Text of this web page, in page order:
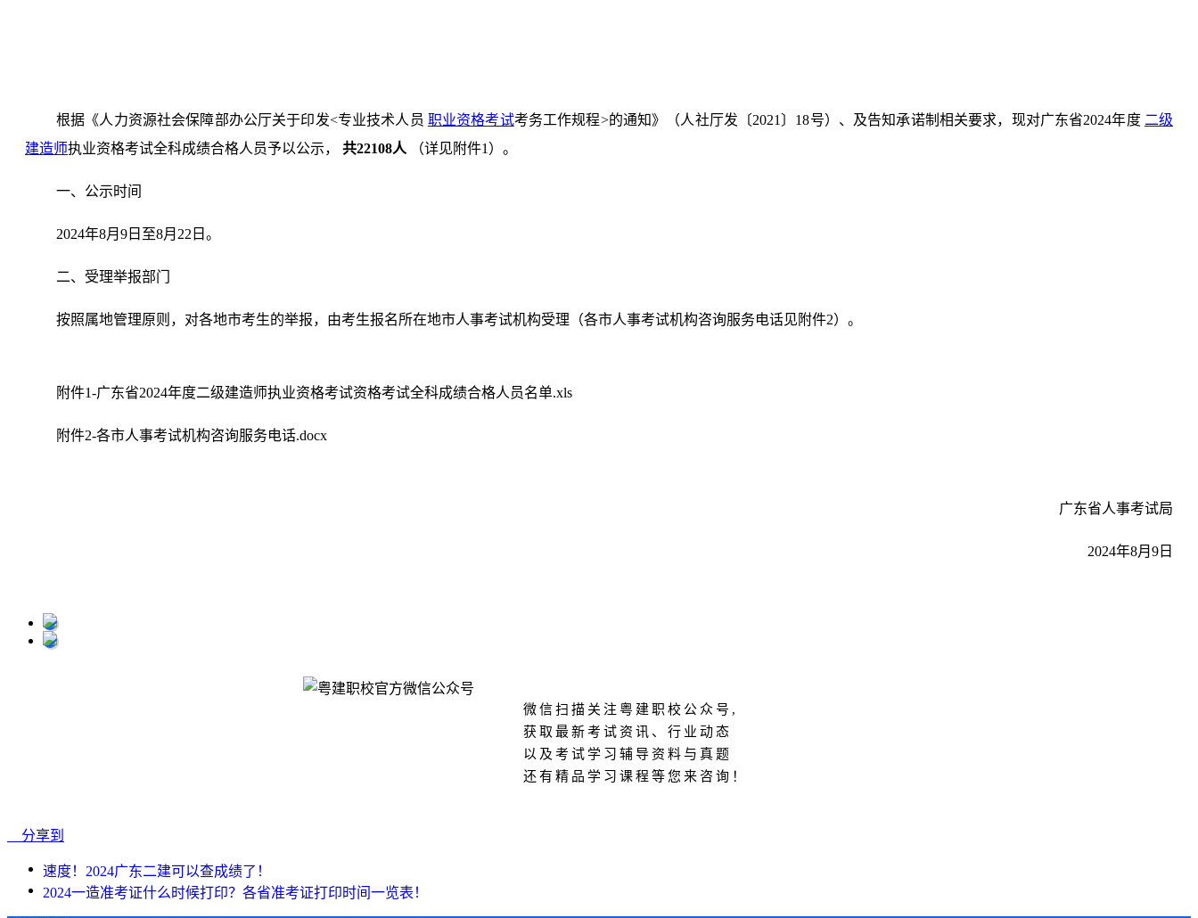
根据《人力资源社会保障部办公厅关于印发<专业技术人员 职业资格考试考务工作规程>的通知》（人社厅发〔2021〕18号）、及告知承诺制相关要求，现对广东省2024年度 二级
建造师执业资格考试全科成绩合格人员予以公示， 共22108人 （详见附件1）。
一、公示时间
2024年8月9日至8月22日。
二、受理举报部门
按照属地管理原则，对各地市考生的举报，由考生报名所在地市人事考试机构受理（各市人事考试机构咨询服务电话见附件2）。
附件1-广东省2024年度二级建造师执业资格考试资格考试全科成绩合格人员名单.xls
附件2-各市人事考试机构咨询服务电话.docx
广东省人事考试局
2024年8月9日
微信扫描关注粤建职校公众号,
获取最新考试资讯、行业动态
以及考试学习辅导资料与真题
还有精品学习课程等您来咨询！
分享到
速度！2024广东二建可以查成绩了！
2024一造准考证什么时候打印？各省准考证打印时间一览表！